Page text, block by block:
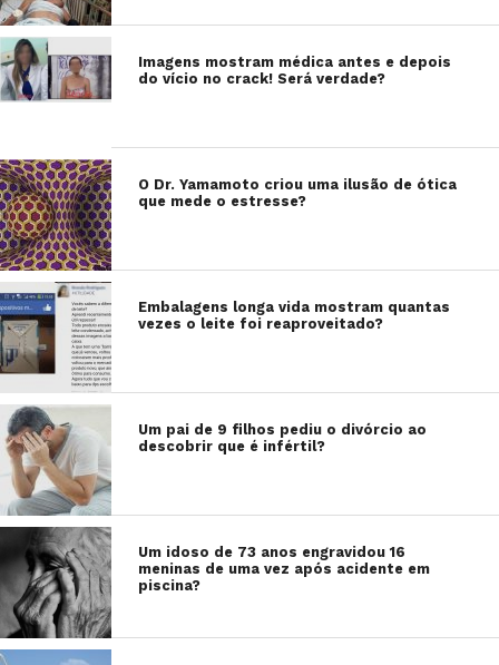
Imagens mostram médica antes e depois
do vício no crack! Será verdade?
O Dr. Yamamoto criou uma ilusão de ótica
que mede o estresse?
Embalagens longa vida mostram quantas
vezes o leite foi reaproveitado?
Um pai de 9 filhos pediu o divórcio ao
descobrir que é infértil?
Um idoso de 73 anos engravidou 16
meninas de uma vez após acidente em
piscina?